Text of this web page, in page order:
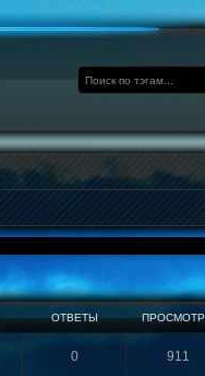
ОТВЕТЫ
0 911